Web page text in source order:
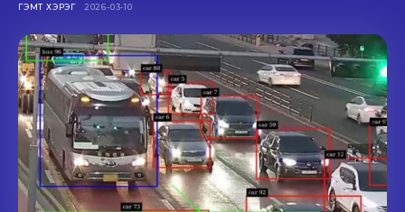
ГЭМТ ХЭРЭГ 2026-03-10